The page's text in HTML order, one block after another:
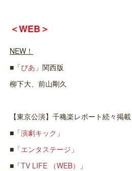
＜WEB＞
NEW！
■「ぴあ 」関西版
​柳下大、前山剛久
【東京公演】千穐楽レポート続々掲載
■「演劇キック 」
■「エンタステージ 」
■「TV LIFE （WEB）
」